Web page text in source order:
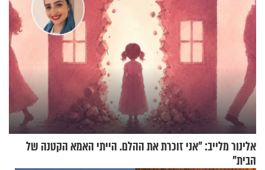
אלינור מלייב: "אני זוכרת את ההלם. הייתי האמא הקטנה של
הבית"